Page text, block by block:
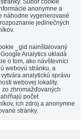
anonymne a
náhodne vygenerované
jedinečných
_gid nainštalovaný
Analytics ukladá
o tom, ako návštevníci
webovú stránku, a
analytickú správu
webovej lokality.
zo zhromažďovaných
počet
ich zdroj a anonymne
stránky.